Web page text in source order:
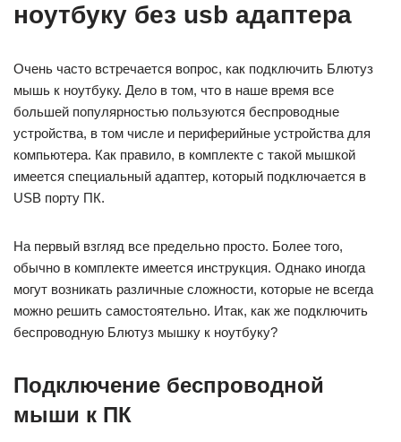
ноутбуку без usb адаптера
Очень часто встречается вопрос, как подключить Блютуз
мышь к ноутбуку. Дело в том, что в наше время все
большей популярностью пользуются беспроводные
устройства, в том числе и периферийные устройства для
компьютера. Как правило, в комплекте с такой мышкой
имеется специальный адаптер, который подключается в
USB порту ПК.
На первый взгляд все предельно просто. Более того,
обычно в комплекте имеется инструкция. Однако иногда
могут возникать различные сложности, которые не всегда
можно решить самостоятельно. Итак, как же подключить
беспроводную Блютуз мышку к ноутбуку?
Подключение беспроводной
мыши к ПК